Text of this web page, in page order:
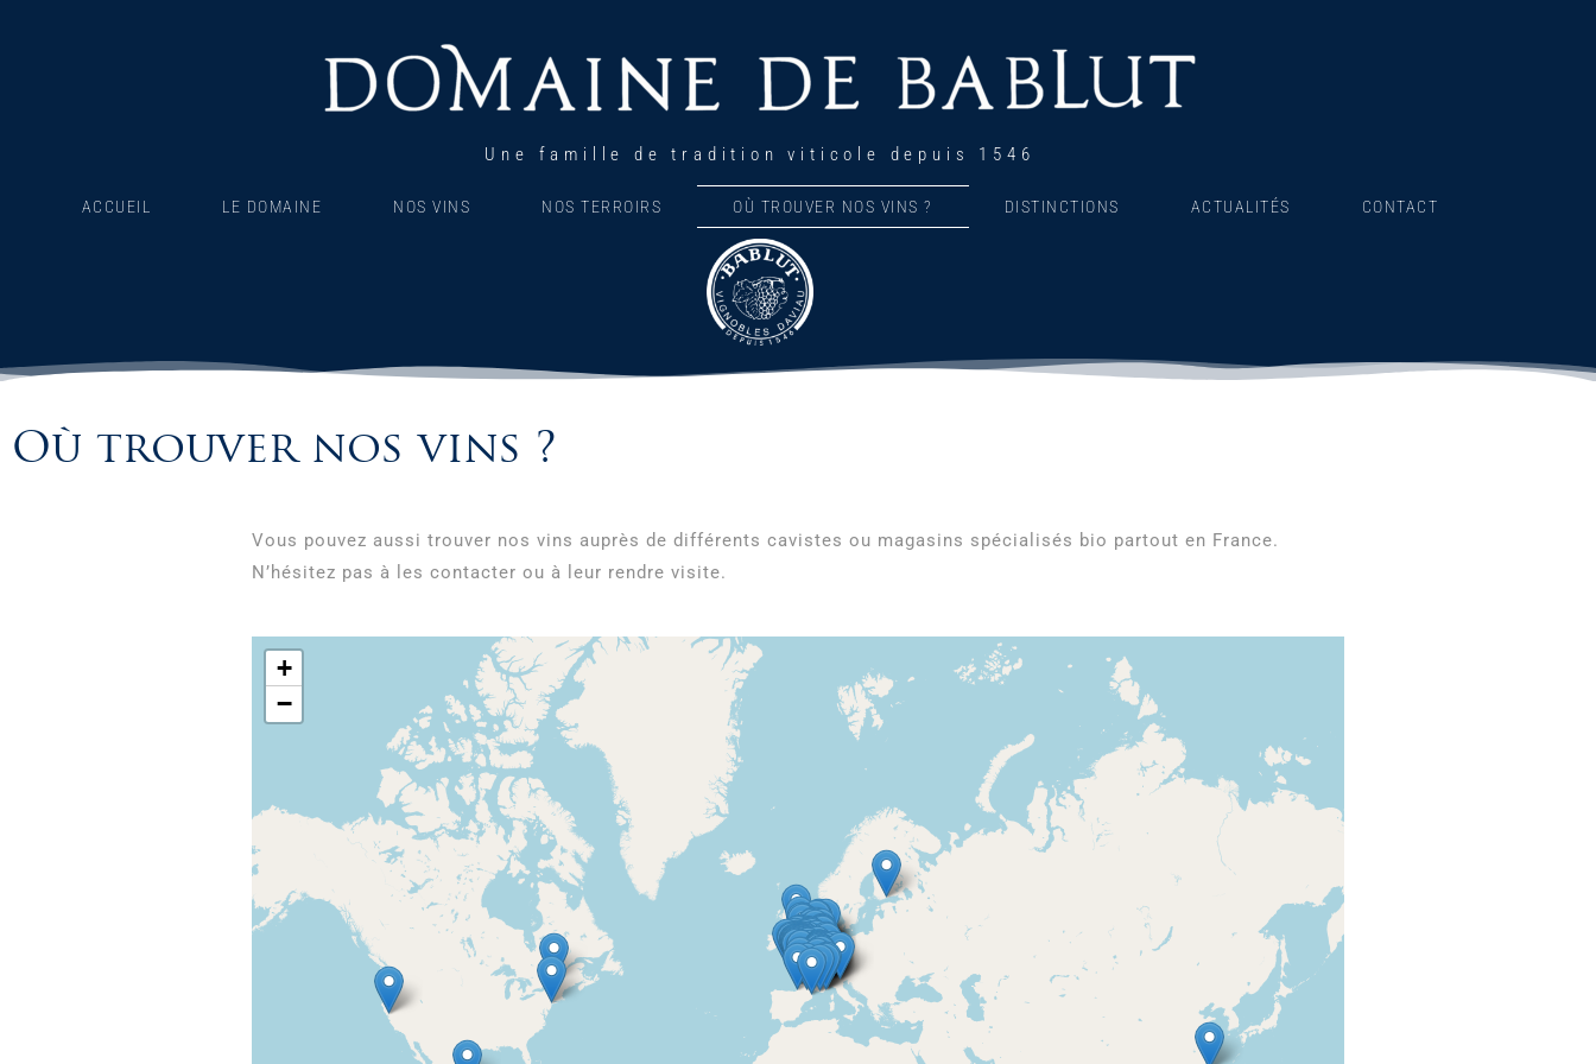
Une famille de tradition viticole depuis 1546
ACCUEIL LE DOMAINE NOS VINS NOS TERROIRS OÙ TROUVER NOS VINS ? DISTINCTIONS ACTUALITÉS CONTACT
Où trouver nos vins ?
Vous pouvez aussi trouver nos vins auprès de différents cavistes ou magasins spécialisés bio partout en France.
N’hésitez pas à les contacter ou à leur rendre visite.
+
−